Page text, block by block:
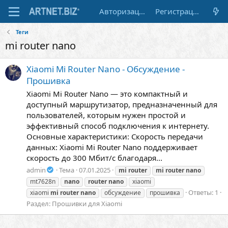
Авторизация Регистрация
Теги
mi router nano
Xiaomi Mi Router Nano - Обсуждение -
Прошивка
Xiaomi Mi Router Nano — это компактный и
доступный маршрутизатор, предназначенный для
пользователей, которым нужен простой и
эффективный способ подключения к интернету.
Основные характеристики: Скорость передачи
данных: Xiaomi Mi Router Nano поддерживает
скорость до 300 Мбит/с благодаря...
admin Тема 07.01.2025 mi router mi router nano
mt7628n
nano router nano
xiaomi
xiaomi mi router nano обсуждение прошивка
Ответы: 1
Раздел: Прошивки для Xiaomi